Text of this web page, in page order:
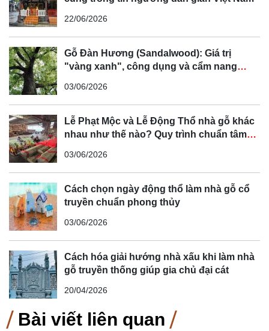
22/06/2026
Gỗ Đàn Hương (Sandalwood): Giá trị
"vàng xanh", công dụng và cẩm nang
03/06/2026
Lễ Phạt Mộc và Lễ Động Thổ nhà gỗ khác
nhau như thế nào? Quy trình chuẩn tâm
03/06/2026
Cách chọn ngày động thổ làm nhà gỗ cổ
truyền chuẩn phong thủy
03/06/2026
Cách hóa giải hướng nhà xấu khi làm nhà
gỗ truyền thống giúp gia chủ đại cát
20/04/2026
Bài viết liên quan